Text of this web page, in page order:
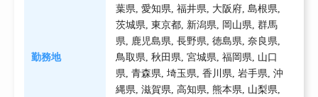
勤務地
葉県,愛知県,福井県, 大阪府,島根県,
茨城県,東京都, 新潟県, 岡山県,群馬
県, 鹿児島県,長野県,徳島県,奈良県,
鳥取県,秋田県,宮城県,福岡県, 山口
県,青森県,埼玉県,香川県,岩手県,沖
縄県,滋賀県,高知県,熊本県, 山梨県,